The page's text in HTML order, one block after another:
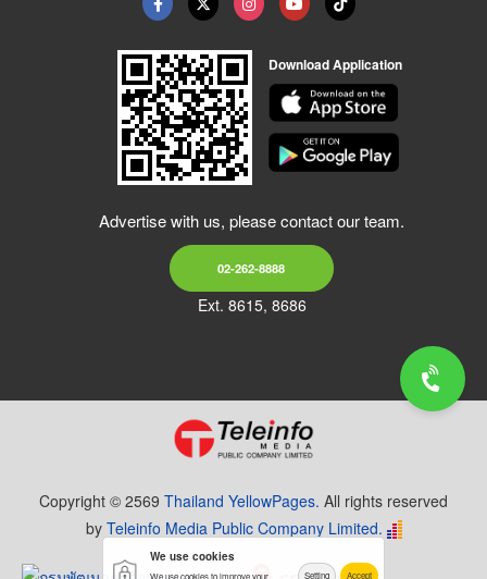
Download Application
Advertise with us, please contact our team.
02-262-8888
Ext. 8615, 8686
Copyright © 2569 Thailand YellowPages. All rights reserved
by Teleinfo Media Public Company Limited.
We use cookies
We use cookies to improve your Setting Accept